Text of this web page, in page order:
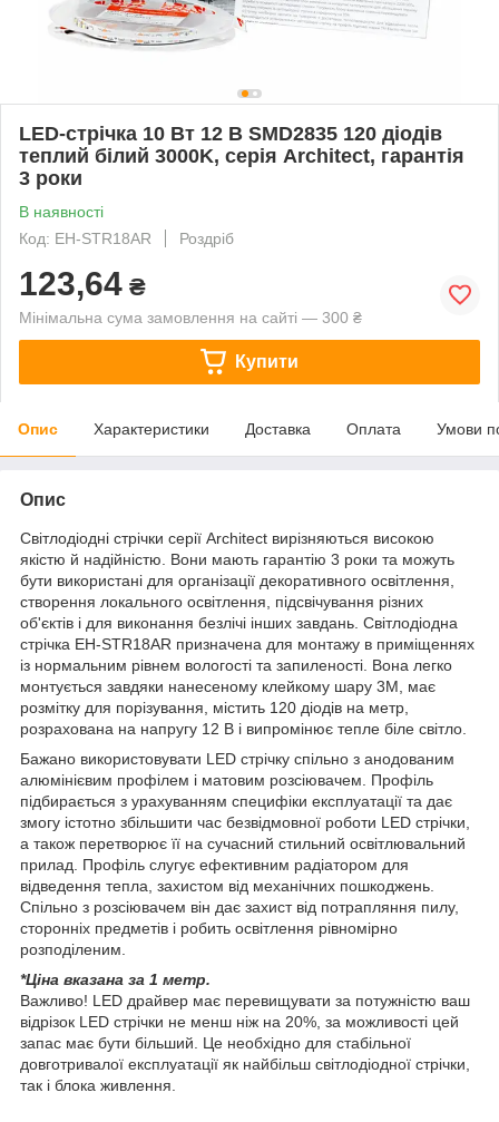
LED-стрічка 10 Вт 12 В SMD2835 120 діодів
теплий білий 3000K, серія Architect, гарантія
3 роки
В наявності
Код: EH-STR18AR
Роздріб
123,64 ₴
Мінімальна сума замовлення на сайті — 300 ₴
Купити
Опис Характеристики Доставка Оплата Умови
Опис
Світлодіодні стрічки серії Architect вирізняються високою
якістю й надійністю. Вони мають гарантію 3 роки та можуть
бути використані для організації декоративного освітлення,
створення локального освітлення, підсвічування різних
об'єктів і для виконання безлічі інших завдань. Світлодіодна
стрічка EH-STR18AR призначена для монтажу в приміщеннях
із нормальним рівнем вологості та запиленості. Вона легко
монтується завдяки нанесеному клейкому шару 3М, має
розмітку для порізування, містить 120 діодів на метр,
розрахована на напругу 12 В і випромінює тепле біле світло.
Бажано використовувати LED стрічку спільно з анодованим
алюмінієвим профілем і матовим розсіювачем. Профіль
підбирається з урахуванням специфіки експлуатації та дає
змогу істотно збільшити час безвідмовної роботи LED стрічки,
а також перетворює її на сучасний стильний освітлювальний
прилад. Профіль слугує ефективним радіатором для
відведення тепла, захистом від механічних пошкоджень.
Спільно з розсіювачем він дає захист від потрапляння пилу,
сторонніх предметів і робить освітлення рівномірно
розподіленим.
*Ціна вказана за 1 метр.
Важливо! LED драйвер має перевищувати за потужністю ваш
відрізок LED стрічки не менш ніж на 20%, за можливості цей
запас має бути більший. Це необхідно для стабільної
довготривалої експлуатації як найбільш світлодіодної стрічки,
так і блока живлення.